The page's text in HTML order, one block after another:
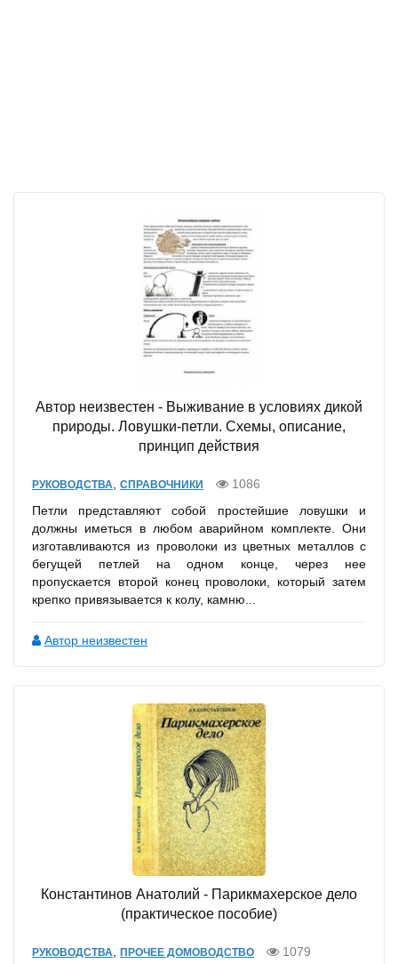
Автор неизвестен - Выживание в условиях дикой
природы. Ловушки-петли. Схемы, описание,
принцип действия
РУКОВОДСТВА СПРАВОЧНИКИ
1086
Петли представляют собой простейшие ловушки и
должны иметься в любом аварийном комплекте. Они
изготавливаются из проволоки из цветных металлов с
бегущей петлей на одном конце, через нее
пропускается второй конец проволоки, который затем
крепко привязывается к колу, камню...
Автор неизвестен
Константинов Анатолий - Парикмахерское дело
(практическое пособие)
РУКОВОДСТВА ПРОЧЕЕ ДОМОВОДСТВО
1079